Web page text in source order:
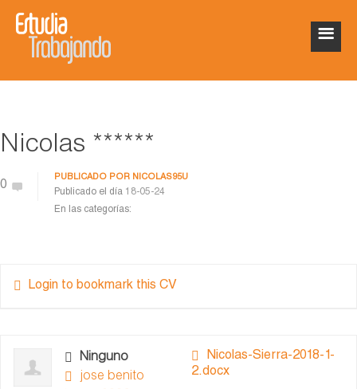
Nicolas ******
0
PUBLICADO POR NICOLAS95U
Publicado el día 18-05-24
En las categorías:
Login to bookmark this CV
Nicolas-Sierra-2018-1-
2.docx
Ninguno
jose benito